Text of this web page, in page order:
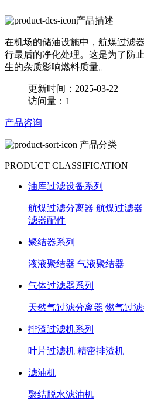
产品描述
在机场的储油设施中，航煤过滤
行最后的净化处理。这是为了防
生的杂质影响燃料质量。
更新时间：2025-03-22
访问量：1
产品咨询
产品分类
PRODUCT CLASSIFICATION
油库过滤设备系列
航煤过滤分离器 航煤过滤器
滤器配件
聚结器系列
液液聚结器 气液聚结器
气体过滤器系列
天然气过滤分离器 燃气过滤
排渣过滤机系列
叶片过滤机 精密排渣机
滤油机
聚结脱水滤油机